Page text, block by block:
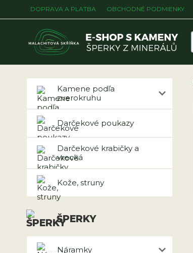
DOPRAVA A PLATBA OBCHODNÉ PODMIENKY
Kamene podľa
zverokruhu
Darčekové poukazy
Darčekové krabičky a
vrecká
Kože, struny
ŠPERKY
Náramky